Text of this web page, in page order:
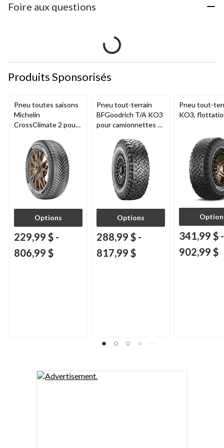
Foire aux questions
Produits Sponsorisés
Pneu toutes saisons
Michelin
CrossClimate 2 pour
et multisegments
Options
229,99 $ -
806,99 $
Pneu tout-terrain
BFGoodrich T/A KO3
pour camionnettes et
Options
288,99 $ -
817,99 $
Pneu tout-
KO3,
341,99 $ -
902,99 $